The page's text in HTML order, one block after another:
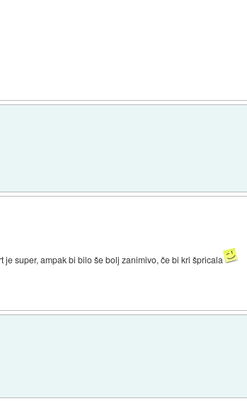
super, ampak bi bilo še bolj zanimivo, če bi kri špricala